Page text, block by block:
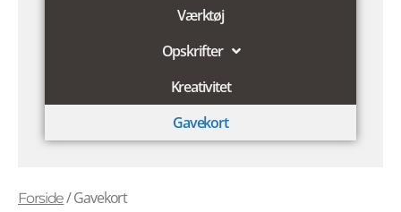
Værktøj
Opskrifter
Kreativitet
Gavekort
Forside/ Gavekort